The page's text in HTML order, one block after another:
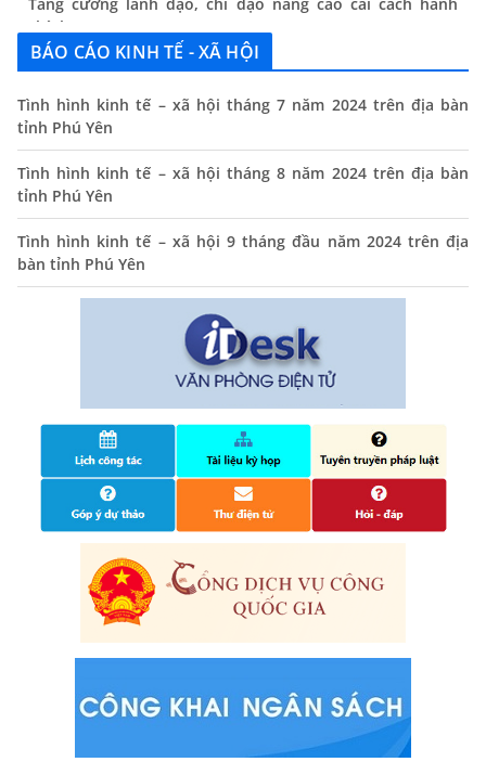
chính
13/06/2024
Thông báo lịch tiếp công dân định kỳ của Chủ tịch UBND
xã tháng 11/2025
THÔNG BÁO Niêm yết danh mục dịch vụ công trực tuyến
toàn trình trên Hệ thống thông tin giải quyết thủ tục
hành chính tỉnh Phú Yên
14/10/2024
Quyết định công bố nhóm thủ tục hành chính liên thông
điện tử, khai sinh, cấp thẻ bảo hiểm y tế trẻ em dưới 6
tuổi, đăng ký tạm trú
25/06/2024
BÁO CÁO KINH TẾ - XÃ HỘI
Tình hình kinh tế – xã hội tháng 7 năm 2024 trên địa bàn
tỉnh Phú Yên
Tình hình kinh tế – xã hội tháng 8 năm 2024 trên địa bàn
tỉnh Phú Yên
Tình hình kinh tế – xã hội 9 tháng đầu năm 2024 trên địa
bàn tỉnh Phú Yên